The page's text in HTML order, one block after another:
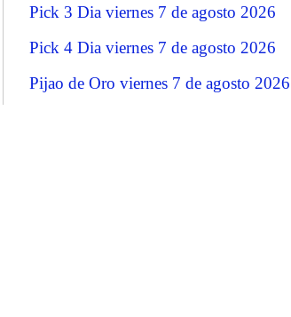
Pick 3 Dia viernes 7 de agosto 2026
Pick 4 Dia viernes 7 de agosto 2026
Pijao de Oro viernes 7 de agosto 2026